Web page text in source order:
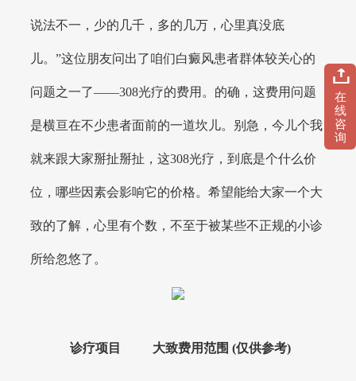
说法不一，少的几千，多的几万，心里真没底
儿。”这位朋友问出了咱们白癜风患者群体较关心的
问题之一了——308光疗的费用。的确，这费用问题
是横亘在不少患者面前的一道坎儿。别急，今儿个我
就来跟大家掰扯掰扯，这308光疗，到底是个什么价
位，哪些因素会影响它的价格。希望能给大家一个大
致的了解，心里有个数，不至于被某些不正规的小诊
所给忽悠了。
诊疗项目 大致费用范围 (仅供参考)
在
线
咨
询